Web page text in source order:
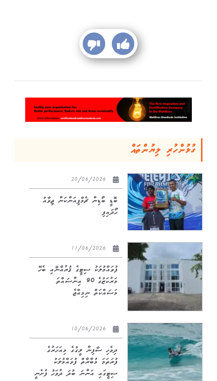
ގުޅުންހުރި ލިޔުންތައް
ބޮޑީ ބޯޑިން ޗެމްޕިއަންކަން ޖިވާއު
ހޯދައިފި
ފުވައްމުލަކު ސިޓީގެ ޤުރުއާނާއި ބެހޭ
މަރުކަޒުގެ 90 އިންސައްތަ
މަސައްކަތް ނިމިއްޖެ
ދިވެހި ސާފިން ލީގުގެ މިއަހަރުގެ
ފުރަތަމަ މުބާރާތް ފުވައްމުލަކު
ސިޓީގައި އަންނަ ބުދަ ދުވަހު ފެށެނީ